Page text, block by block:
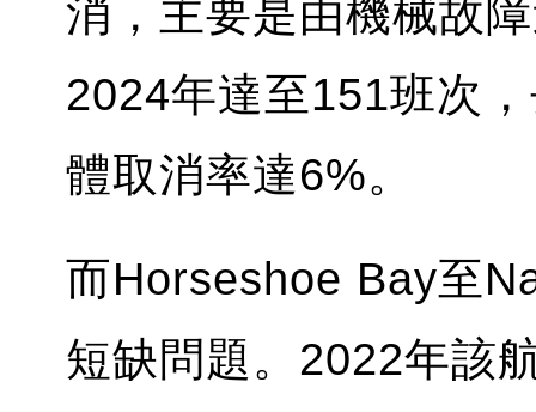
消，主要是由機械故
2024年達至151班次
體取消率達6%。
而Horseshoe Bay至
短缺問題。2022年該